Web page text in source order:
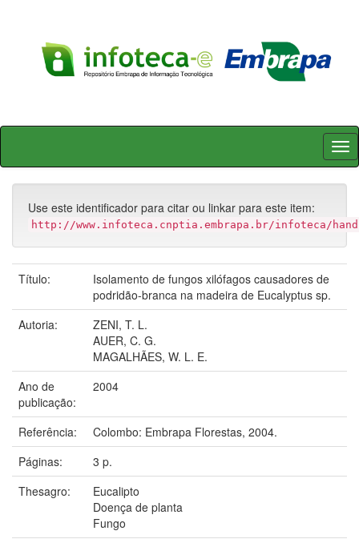
Skip
Use este identificador para citar ou linkar para este item:
http://www.infoteca.cnptia.embrapa.br/infoteca/
Título:
Isolamento de fungos xilófagos causadores de
podridão-branca na madeira de Eucalyptus sp.
Autoria:
ZENI, T. L.
AUER, C. G.
MAGALHÃES, W. L. E.
Ano de
publicação:
2004
Referência:
Colombo: Embrapa Florestas, 2004.
Páginas:
3 p.
Thesagro:
Eucalipto
Doença de planta
Fungo